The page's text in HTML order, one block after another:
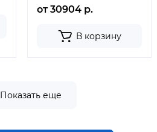
от 30904 р.
В корзину
Показать еще